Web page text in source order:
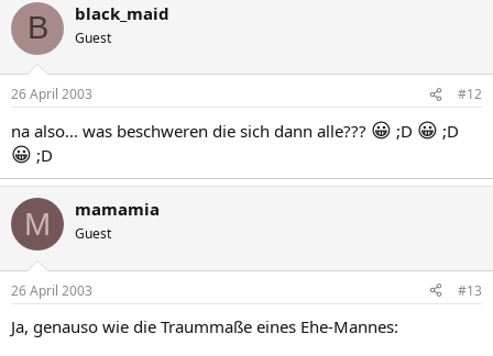
B black_maid
Guest
26 April 2003 #12
na also... was beschweren die sich dann alle??? 😀 ;D 😀 ;D
😀 ;D
M mamamia
Guest
26 April 2003 #13
Ja, genauso wie die Traummaße eines Ehe-Mannes: